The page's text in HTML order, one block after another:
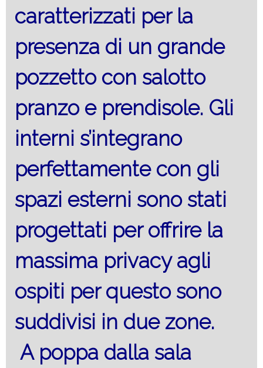
caratterizzati per la
presenza di un grande
pozzetto con salotto
pranzo e prendisole. Gli
interni s’integrano
perfettamente con gli
spazi esterni sono stati
progettati per offrire la
massima privacy agli
ospiti per questo sono
suddivisi in due zone.
A poppa dalla sala